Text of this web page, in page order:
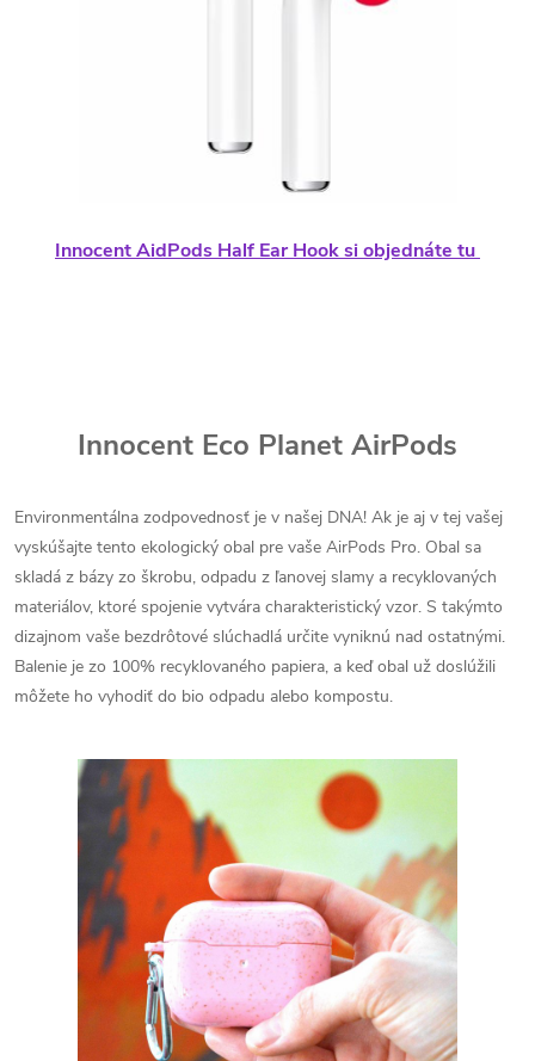
Innocent AidPods Half Ear Hook si objednáte tu
Innocent Eco Planet AirPods
Environmentálna zodpovednosť je v našej DNA! Ak je aj v tej vašej
vyskúšajte tento ekologický obal pre vaše AirPods Pro. Obal sa
skladá z bázy zo škrobu, odpadu z ľanovej slamy a recyklovaných
materiálov, ktoré spojenie vytvára charakteristický vzor. S takýmto
dizajnom vaše bezdrôtové slúchadlá určite vyniknú nad ostatnými.
Balenie je zo 100% recyklovaného papiera, a keď obal už doslúžili
môžete ho vyhodiť do bio odpadu alebo kompostu.